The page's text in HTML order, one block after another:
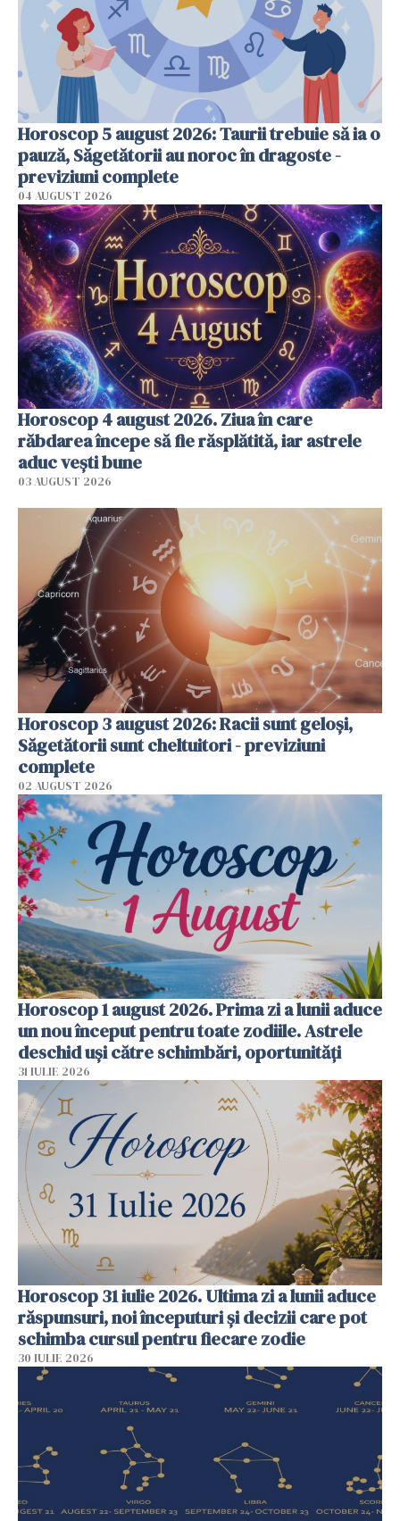
Horoscop 5 august 2026: Taurii trebuie să ia o
pauză, Săgetătorii au noroc în dragoste -
previziuni complete
04 AUGUST 2026
Horoscop 4 august 2026. Ziua în care
răbdarea începe să fie răsplătită, iar astrele
aduc vești bune
03 AUGUST 2026
Horoscop 3 august 2026: Racii sunt geloși,
Săgetătorii sunt cheltuitori - previziuni
complete
02 AUGUST 2026
Horoscop 1 august 2026. Prima zi a lunii aduce
un nou început pentru toate zodiile. Astrele
deschid uși către schimbări, oportunități
31 IULIE 2026
Horoscop 31 iulie 2026. Ultima zi a lunii aduce
răspunsuri, noi începuturi și decizii care pot
schimba cursul pentru fiecare zodie
30 IULIE 2026